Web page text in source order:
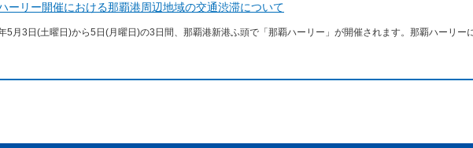
ーリー開催における那覇港周辺地域の交通渋滞について
5月3日(土曜日)から5日(月曜日)の3日間、那覇港新港ふ頭で「那覇ハーリー」が開催されます。那覇ハーリ